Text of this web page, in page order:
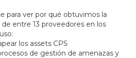
para ver por qué obtuvimos la
entre 13 proveedores en los
los assets CPS
de gestión de amenazas y